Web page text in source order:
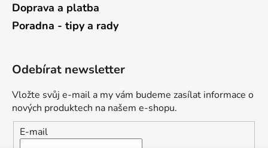
Doprava a platba
Poradna - tipy a rady
Odebírat newsletter
Vložte svůj e-mail a my vám budeme zasílat informace o
nových produktech na našem e-shopu.
E-mail